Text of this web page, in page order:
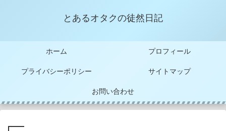
とあるオタクの徒然日記
ホーム プロフィール
プライバシーポリシー サイトマップ
お問い合わせ